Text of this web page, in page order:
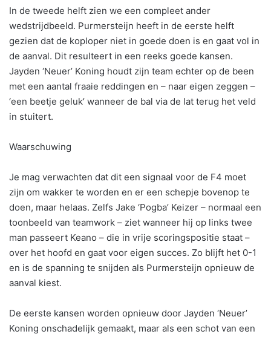
In de tweede helft zien we een compleet ander
wedstrijdbeeld. Purmersteijn heeft in de eerste helft
gezien dat de koploper niet in goede doen is en gaat vol in
de aanval. Dit resulteert in een reeks goede kansen.
Jayden ‘Neuer’ Koning houdt zijn team echter op de been
met een aantal fraaie reddingen en – naar eigen zeggen –
‘een beetje geluk’ wanneer de bal via de lat terug het veld
in stuitert.
Waarschuwing
Je mag verwachten dat dit een signaal voor de F4 moet
zijn om wakker te worden en er een schepje bovenop te
doen, maar helaas. Zelfs Jake ‘Pogba’ Keizer – normaal een
toonbeeld van teamwork – ziet wanneer hij op links twee
man passeert Keano – die in vrije scoringspositie staat –
over het hoofd en gaat voor eigen succes. Zo blijft het 0-1
en is de spanning te snijden als Purmersteijn opnieuw de
aanval kiest.
De eerste kansen worden opnieuw door Jayden ‘Neuer’
Koning onschadelijk gemaakt, maar als een schot van een